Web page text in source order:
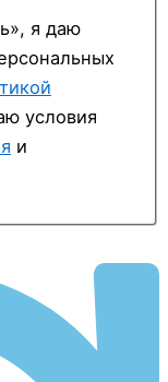
я даю
условия
и